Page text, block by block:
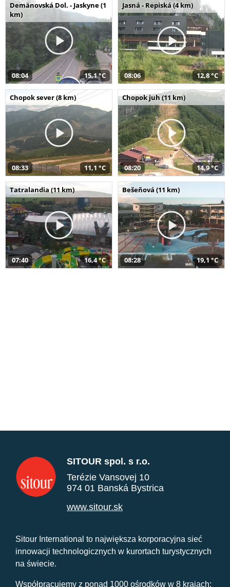
Demänovská Dol. - Jaskyne (1
km)
08:04 15,1 °C
Jasná - Repiská (4 km)
08:06 12,8 °C
Chopok sever (8 km)
08:33 11,1 °C
Chopok juh (11 km)
08:20 14,9 °C
Tatralandia (11 km)
07:40 16,4 °C
Bešeňová (11 km)
08:28 19,1 °C
SITOUR spol. s r.o.
Terézie Vansovej 10
974 01 Banská Bystrica
www.sitour.sk
Sitour International to największa korporacyjna sieć
innowacji technologicznych w kurortach turystycznych
na świecie.
Współpracujemy z ponad 1000 ośrodków w 8 krajach: